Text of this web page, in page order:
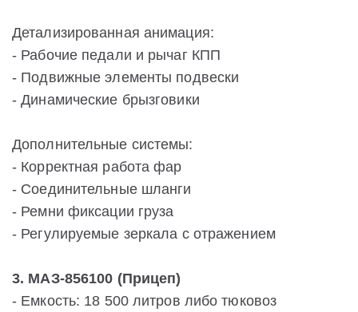
Детализированная анимация:
- Рабочие педали и рычаг КПП
- Подвижные элементы подвески
- Динамические брызговики
Дополнительные системы:
- Корректная работа фар
- Соединительные шланги
- Ремни фиксации груза
- Регулируемые зеркала с отражением
3. МАЗ-856100 (Прицеп)
- Емкость: 18 500 литров либо тюковоз